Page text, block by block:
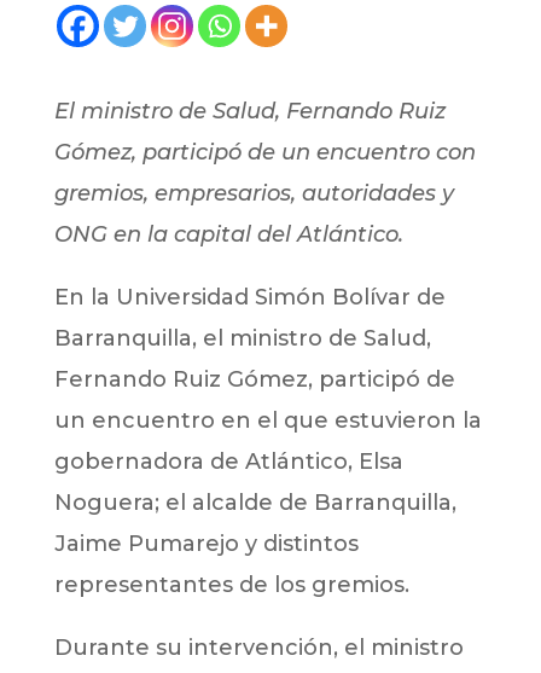
El ministro de Salud, Fernando Ruiz
Gómez, participó de un encuentro con
gremios, empresarios, autoridades y
ONG en la capital del Atlántico.
En la Universidad Simón Bolívar de
Barranquilla, el ministro de Salud,
Fernando Ruiz Gómez, participó de
un encuentro en el que estuvieron la
gobernadora de Atlántico, Elsa
Noguera; el alcalde de Barranquilla,
Jaime Pumarejo y distintos
representantes de los gremios.
Durante su intervención, el ministro